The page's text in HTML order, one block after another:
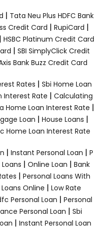
| Tata Neu Plus HDFC Bank
Credit Card | RupiCard |
| HSBC Platinum Credit Card
| SBI SimplyClick Credit
Bank Buzz Credit Card
Rates | Sbi Home Loan
Interest Rate | Calculating
Home Loan Interest Rate |
Loan | House Loans |
Home Loan Interest Rate
| Instant Personal Loan | P
| Online Loan | Bank
| Personal Loans With
Online | Low Rate
Personal Loan | Personal
Personal Loan | Sbi
| Instant Personal Loan